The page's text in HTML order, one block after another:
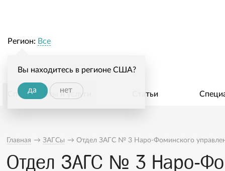
Регион: Все
Вы находитесь в регионе США?
да нет
Специалисты и услуги Статьи
Главная → ЗАГСы → Отдел ЗАГС № 3 Наро-Фоминского
Отдел ЗАГС № 3 Наро-